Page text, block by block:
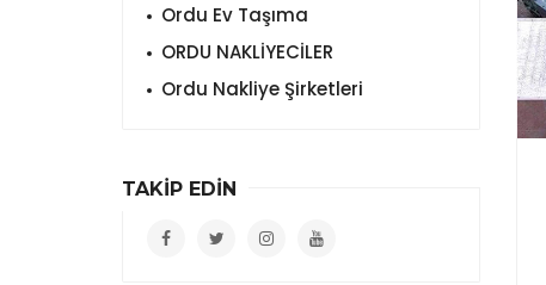
Ordu Ev Taşıma
ORDU NAKLİYECİLER
Ordu Nakliye Şirketleri
TAKİP EDİN